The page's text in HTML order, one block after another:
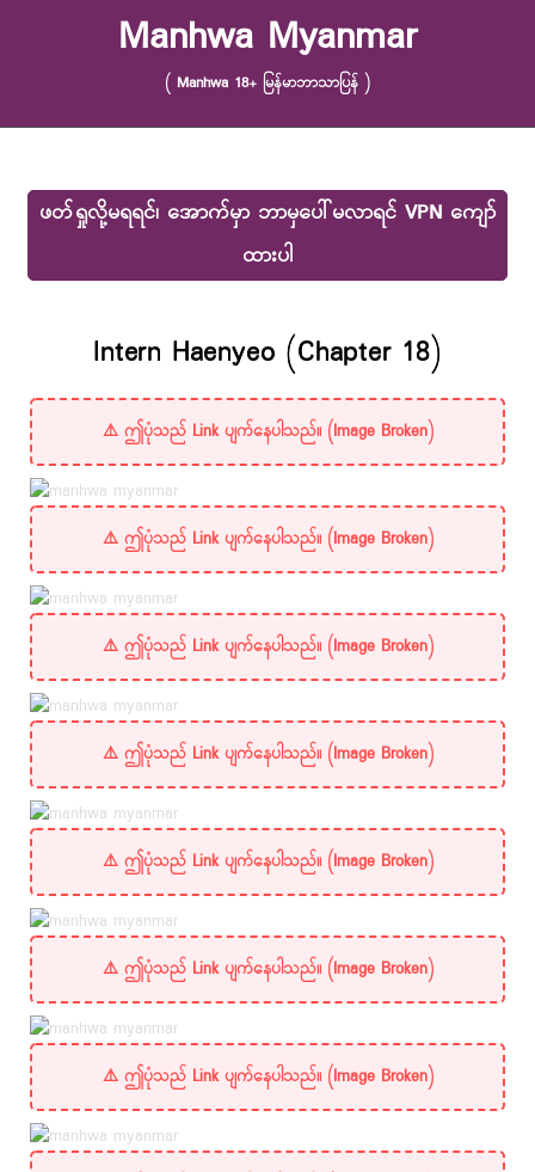
Manhwa Myanmar
( Manhwa 18+ မြန်မာဘာသာပြန် )
ဖတ်ရှုလို့မရရင်၊ အောက်မှာ ဘာမှပေါ်မလာရင် VPN ကျော်
ထားပါ
Intern Haenyeo (Chapter 18)